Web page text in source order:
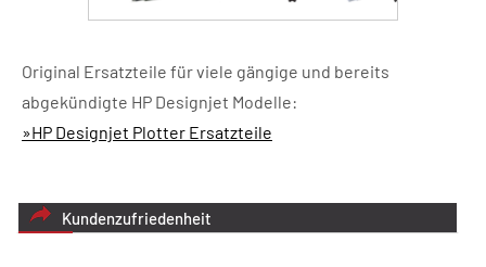
Original Ersatzteile für viele gängige und bereits
abgekündigte HP Designjet Modelle:
»HP Designjet Plotter Ersatzteile
Kundenzufriedenheit